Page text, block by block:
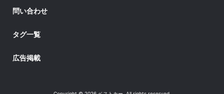
問い合わせ
タグ一覧
広告掲載